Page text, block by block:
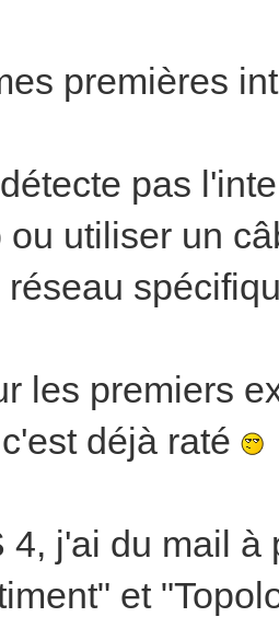
premières
pas
ou utiliser un
réseau
les premiers
déjà raté
4, j'ai du mail
et